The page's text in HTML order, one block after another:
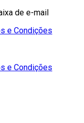
de e-mail
e Condições
e Condições